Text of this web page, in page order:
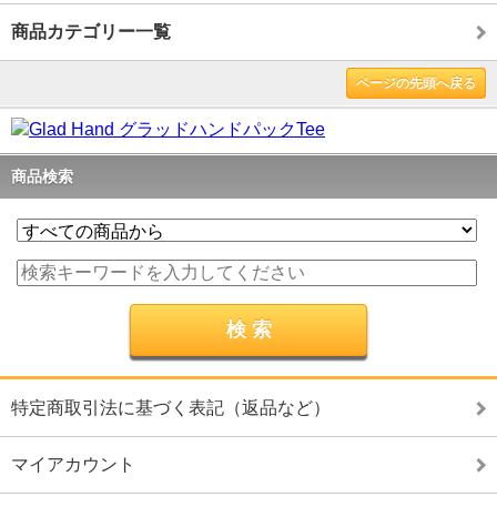
商品カテゴリー一覧
ページの先頭へ戻る
商品検索
特定商取引法に基づく表記（返品など）
マイアカウント